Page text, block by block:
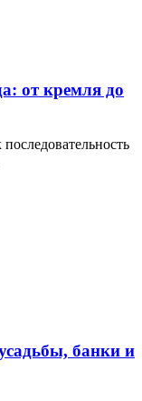
от кремля до
банки и